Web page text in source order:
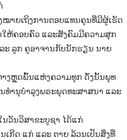
າຍເຖິງການຕອບແທນຄຸນທີ່ມີຜູ້ເຮັດ
ໃຫ້ຄອບຄົວ ແລະສັງຄົມມີຄວາມສຸກ
ະ ລູກ ຄູອາຈານກັບນັກຮຽນ ນາຍ
ງຫຼຸດພົ້ນແຫ່ງຄວາມທຸກ ດັ່ງນັ້ນພຸທ
ຳນຸບຳລຸງພຣະພຸດທະສາສນາ ແລະ
ນວັນວິສາຂະບູຊາ ໄດ້ແກ່
ເກີດ ແກ່ ແລະ ຕາຍ ລ້ວນເປັນສິ່ງທີ່